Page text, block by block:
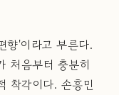
향'이라고 부른다.
처음부터 충분히
착각이다. 손흥민